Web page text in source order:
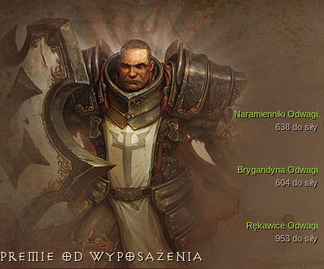
Brygandyna Odwagi
604 do siły
Rękawice Odwagi
953 do siły
Naramienniki Odwagi
638 do siły
PREMIE OD WYPOSAŻENIA